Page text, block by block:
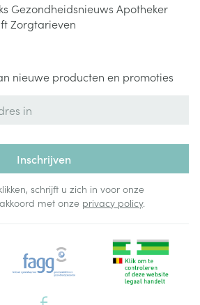
Gezondheidsnieuws Apotheker
Zorgtarieven
nieuwe producten en promoties
Inschrijven
schrijft u zich in voor onze
met onze privacy policy.